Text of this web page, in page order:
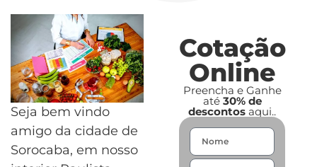
Seja bem vindo
amigo da cidade de
Sorocaba, em nosso
Cotação
Online
Preencha e Ganhe
até 30% de
descontos aqui..